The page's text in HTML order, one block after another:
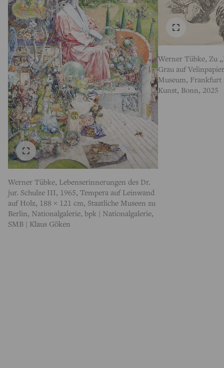
Werner Tübke, Lebenserinnerungen des Dr.
jur. Schulze III, 1965, Tempera auf Leinwand
auf Holz, 188 × 121 cm, Staatliche Museen zu
Berlin, Nationalgalerie, bpk | Nationalgalerie,
SMB | Klaus Göken
Werner Tübke, Zu
Grau auf
Museum,
Kunst, Bonn, 2025